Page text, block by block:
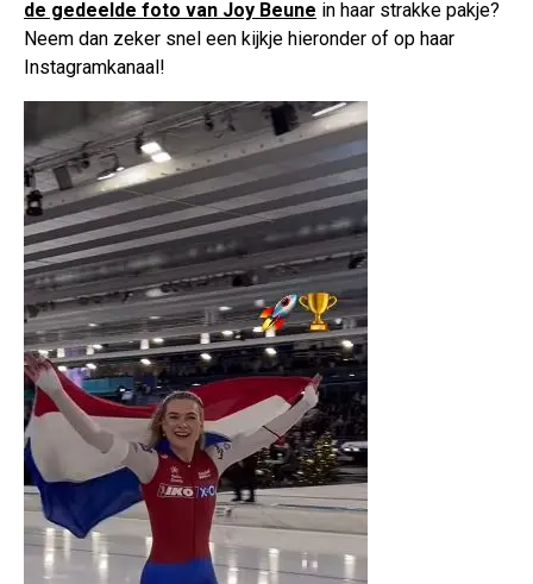
de gedeelde foto van Joy Beune in haar strakke pakje?
Neem dan zeker snel een kijkje hieronder of op haar
Instagramkanaal!